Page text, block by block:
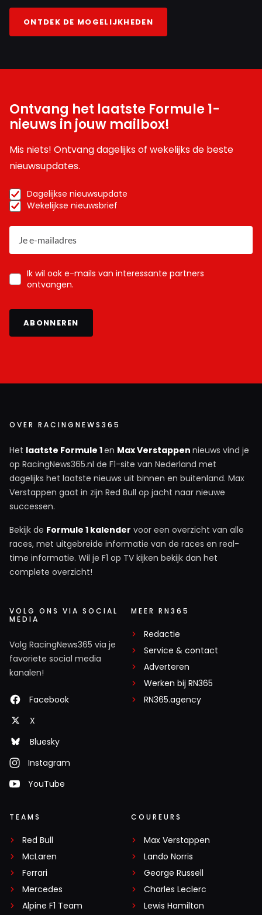
ONTDEK DE MOGELIJKHEDEN
Ontvang het laatste Formule 1-
nieuws in jouw mailbox!
Mis niets! Ontvang dagelijks of wekelijks de beste
nieuwsupdates.
Dagelijkse nieuwsupdate
Wekelijkse nieuwsbrief
Ik wil ook e-mails van interessante partners
ontvangen.
ABONNEREN
OVER RACINGNEWS365
Het laatste Formule 1en Max Verstappen nieuws vind je
op RacingNews365.nl de F1-site van Nederland met
dagelijks het laatste nieuws uit binnen en buitenland. Max
Verstappen gaat in zijn Red Bull op jacht naar nieuwe
successen.
Bekijk de Formule 1 kalender voor een overzicht van alle
races, met uitgebreide informatie van de races en real-
time informatie. Wil je F1 op TV kijken bekijk dan het
complete overzicht!
VOLG ONS VIA SOCIAL
MEDIA
Volg RacingNews365 via je
favoriete social media
kanalen!
Facebook
X
Bluesky
Instagram
YouTube
MEER RN365
Redactie
Service & contact
Adverteren
Werken bij RN365
RN365.agency
TEAMS
Red Bull
McLaren
Ferrari
Mercedes
Alpine F1 Team
COUREURS
Max Verstappen
Lando Norris
George Russell
Charles Leclerc
Lewis Hamilton